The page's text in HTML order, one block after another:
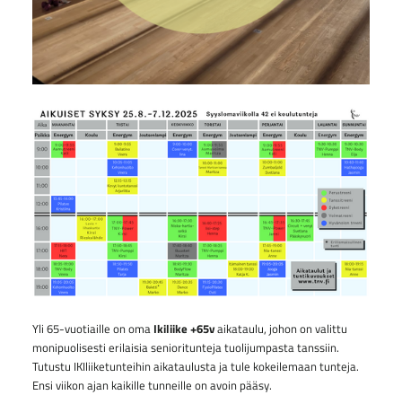
Yli 65-vuotiaille on oma Ikiliike +65vaikataulu, johon on valittu
monipuolisesti erilaisia senioritunteja tuolijumpasta tanssiin.
Tutustu IKIliiketunteihin aikataulusta ja tule kokeilemaan tunteja.
Ensi viikon ajan kaikille tunneille on avoin pääsy.